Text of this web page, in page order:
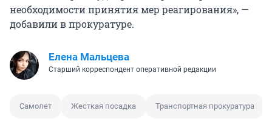
необходимости принятия мер реагирования», —
добавили в прокуратуре.
Елена Мальцева
Старший корреспондент оперативной редакции
Самолет Жесткая посадка Транспортная прокуратура